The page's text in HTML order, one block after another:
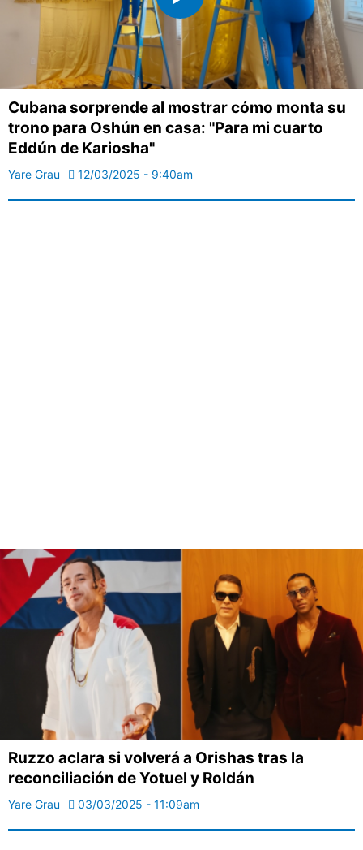
Cubana sorprende al mostrar cómo monta su
trono para Oshún en casa: "Para mi cuarto
Eddún de Kariosha"
Yare Grau 12/03/2025 - 9:40am
Ruzzo aclara si volverá a Orishas tras la
reconciliación de Yotuel y Roldán
Yare Grau 03/03/2025 - 11:09am